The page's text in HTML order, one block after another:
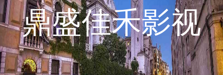
鼎盛佳禾影视